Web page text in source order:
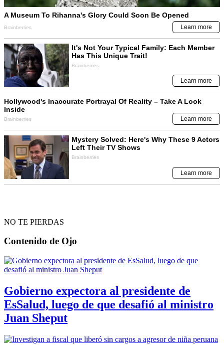
NO TE PIERDAS
Contenido de Ojo
Gobierno expectora al presidente de
EsSalud, luego de que desafió al ministro
Juan Sheput